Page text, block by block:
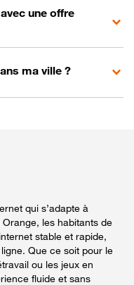
une offre
ma ville ?
qui s’adapte à
les habitants de
stable et rapide,
Que ce soit pour le
ou les jeux en
fluide et sans